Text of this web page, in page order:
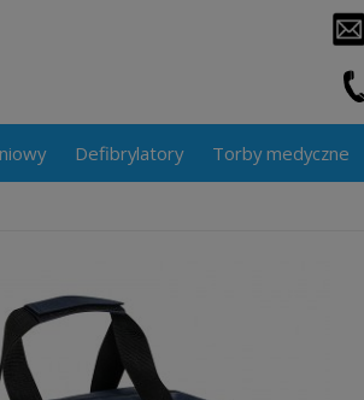
Defibrylatory Torby medyczne